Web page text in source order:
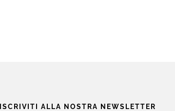
ISCRIVITI ALLA NOSTRA NEWSLETTER